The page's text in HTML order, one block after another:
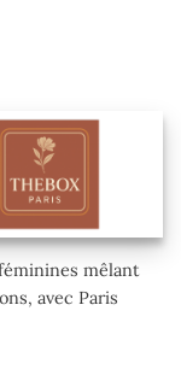
mêlant
avec Paris